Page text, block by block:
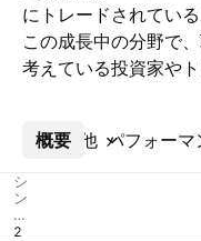
にトレードされてい
この成長中の分野で
考えている投資家や
概要 パフォーマ
その他
シ
ン
ボ
ル